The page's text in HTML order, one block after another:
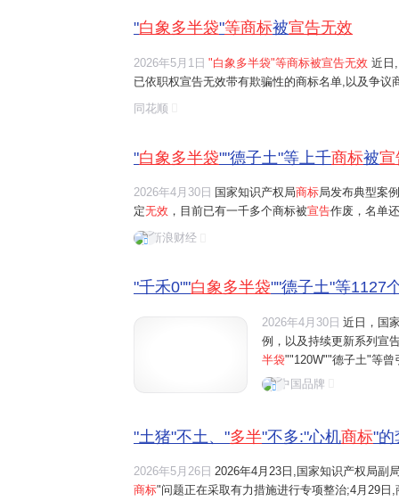
"白象多半袋"等商标被宣告无效
2026年5月1日 "白象多半袋"等商标被宣告无效 近日
已依职权宣告无效带有欺骗性的商标名单,以及争
土"等商标被作为无效商标典型案例。
同花顺
"白象多半袋""德子土"等上千商标被宣
2026年4月30日 国家知识产权局商标局发布典型案
定无效 ，目前已有一千多个商标被宣告作废，名单
多半袋"当商标，虚标份量误导消费者；还有德子
个"鸡"或者"土"，刻意蹭农家散养热度，实则名不副
新浪财经
"千禾0""白象多半袋""德子土"等1127
2026年4月30日 近日，国
例，以及持续更新系列宣
半袋""120W""德子土"等曾
例，国家商标局还表示，
中国品牌
"土猪"不土、"多半"不多:"心机商标"的
2026年5月26日 2026年4月23日,国家知识产权局副
商标"问题正在采取有力措施进行专项整治;4月29日